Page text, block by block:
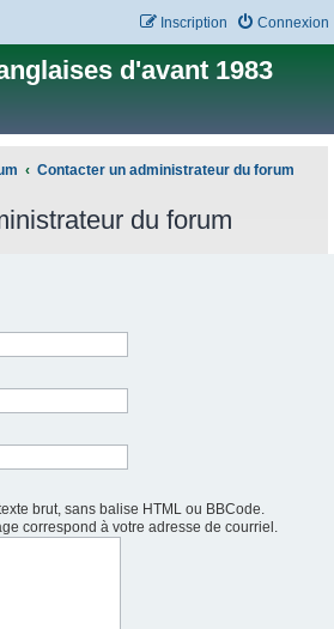
Connexion
Inscription
d'avant 1983
Contacter un administrateur du forum
du forum
brut, sans balise HTML ou BBCode.
correspond à votre adresse de courriel.